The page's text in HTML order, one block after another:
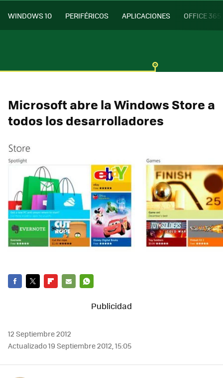
WINDOWS 10 PERIFÉRICOS APLICACIONES OFFICE 365
Microsoft abre la Windows Store a
todos los desarrolladores
12 Septiembre 2012
Actualizado 19 Septiembre 2012, 15:05